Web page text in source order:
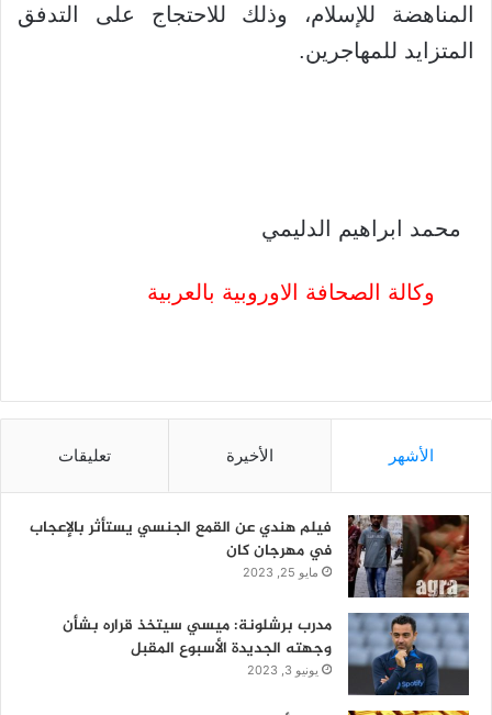
المناهضة للإسلام، وذلك للاحتجاج على التدفق
المتزايد للمهاجرين.
محمد ابراهيم الدليمي
وكالة الصحافة الاوروبية بالعربية
الأشهر الأخيرة تعليقات
فيلم هندي عن القمع الجنسي يستأثر بالإعجاب
في مهرجان كان
مايو 25, 2023
مدرب برشلونة: ميسي سيتخذ قراره بشأن
وجهته الجديدة الأسبوع المقبل
يونيو 3, 2023